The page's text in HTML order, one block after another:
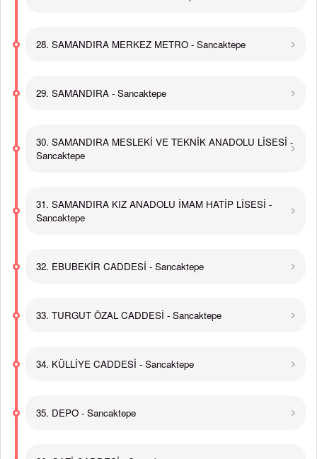
28. SAMANDIRA MERKEZ METRO - Sancaktepe
29. SAMANDIRA - Sancaktepe
30. SAMANDIRA MESLEKİ VE TEKNİK ANADOLU LİSESİ -
Sancaktepe
31. SAMANDIRA KIZ ANADOLU İMAM HATİP LİSESİ -
Sancaktepe
32. EBUBEKİR CADDESİ - Sancaktepe
33. TURGUT ÖZAL CADDESİ - Sancaktepe
34. KÜLLİYE CADDESİ - Sancaktepe
35. DEPO - Sancaktepe